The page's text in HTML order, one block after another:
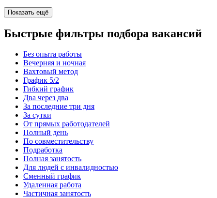
Показать ещё
Быстрые фильтры подбора вакансий
Без опыта работы
Вечерняя и ночная
Вахтовый метод
График 5/2
Гибкий график
Два через два
За последние три дня
За сутки
От прямых работодателей
Полный день
По совместительству
Подработка
Полная занятость
Для людей с инвалидностью
Сменный график
Удаленная работа
Частичная занятость